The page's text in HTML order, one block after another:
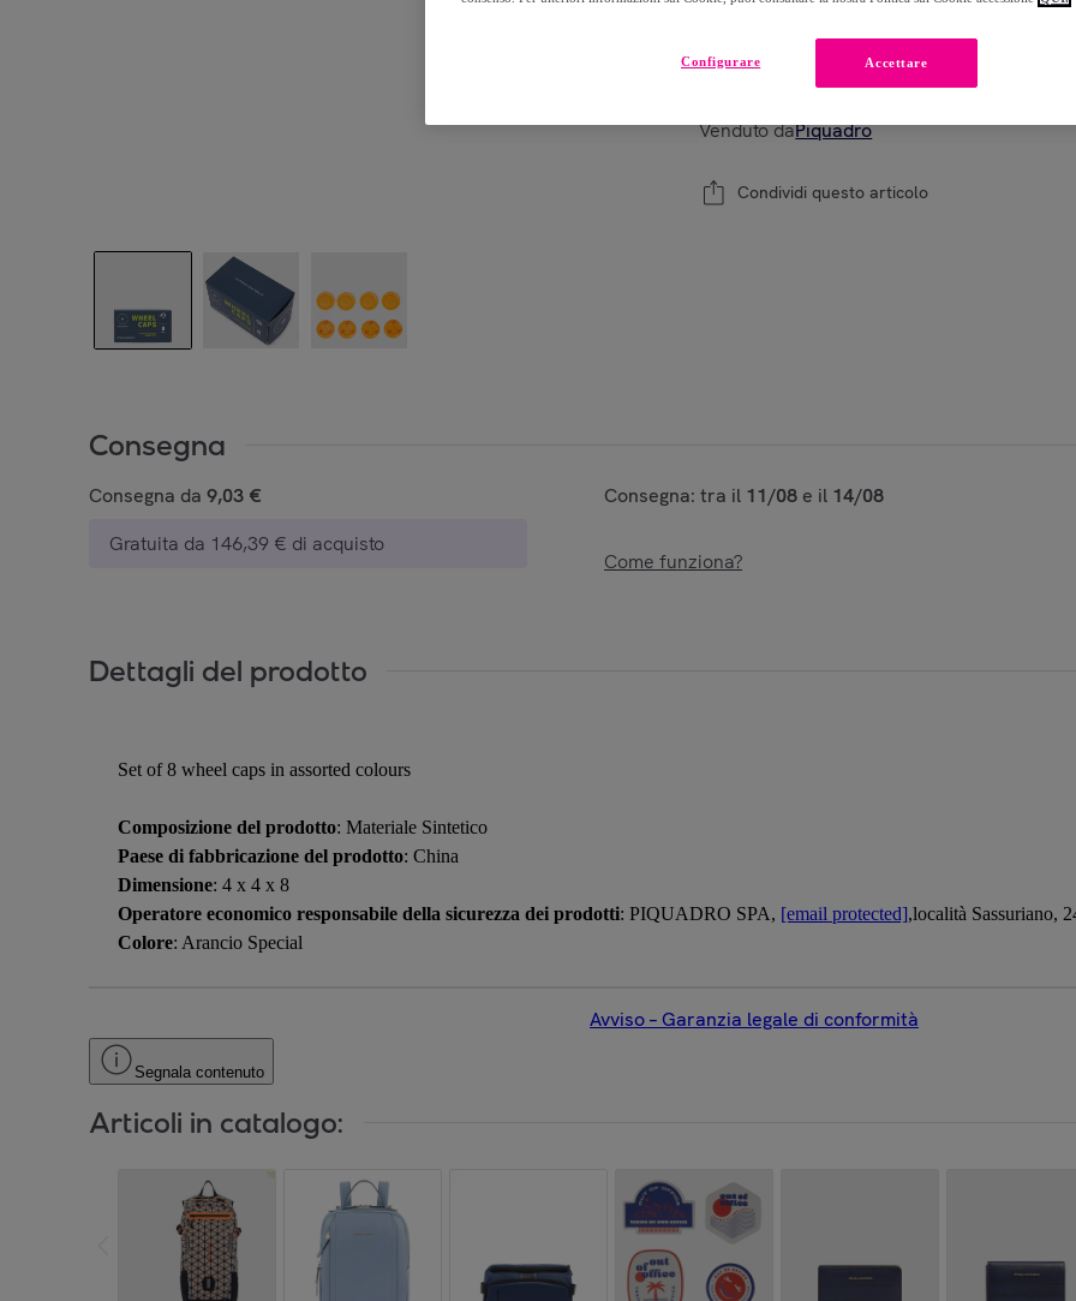
1 Aggiungi al carrello
Venduto daPiquadro
Condividi questo articolo
Consegna
Consegna da 9,03 €
Gratuita da 146,39 € di acquisto
Consegna: tra il 11/08 e il 14/08
Come funziona?
Dettagli del prodotto
Set of 8 wheel caps in assorted colours
Composizione del prodotto: Materiale Sintetico
Paese di fabbricazione del prodotto: China
Dimensione: 4 x 4 x 8
Operatore economico responsabile della sicurezza dei prodotti: PIQUADRO SPA, [email protected],località Sassuriano,
Colore: Arancio Special
Avviso – Garanzia legale di conformità
Segnala contenuto
Articoli in catalogo:
Accettare
Configurare